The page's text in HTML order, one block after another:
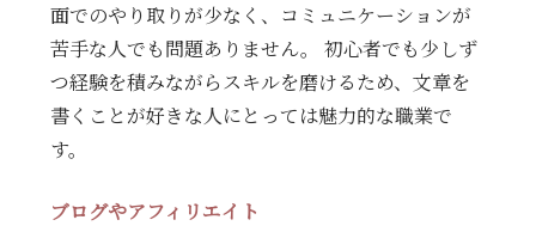
面でのやり取りが少なく、コミュニケーションが
苦手な人でも問題ありません。 初心者でも少しず
つ経験を積みながらスキルを磨けるため、文章を
書くことが好きな人にとっては魅力的な職業で
す。
ブログやアフィリエイト